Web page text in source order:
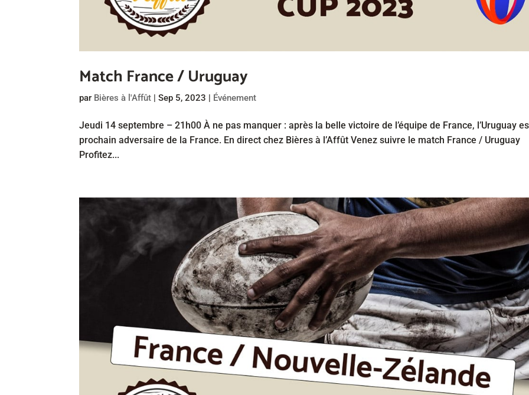
Match France / Uruguay
par Bières à l'Affût |Sep 5, 2023 | Événement
Jeudi 14 septembre – 21h00 À ne pas manquer : après la belle victoire de l’équipe de France, l’Uruguay
prochain adversaire de la France. En direct chez Bières à l’Affût Venez suivre le match France / Uruguay
Profitez...